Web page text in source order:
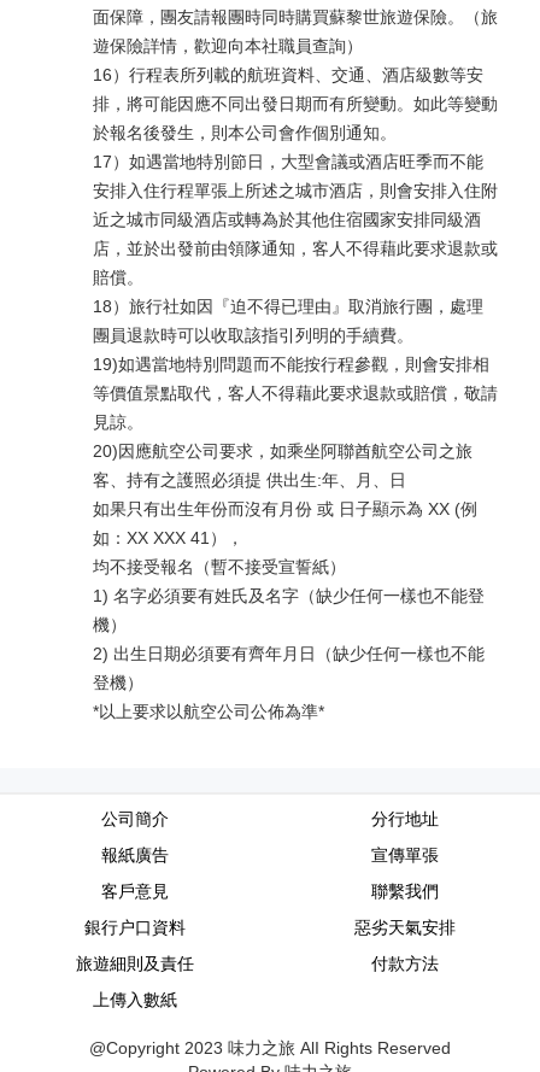
面保障，團友請報團時同時購買蘇黎世旅遊保險。（旅
遊保險詳情，歡迎向本社職員查詢）
16）行程表所列載的航班資料、交通、酒店級數等安
排，將可能因應不同出發日期而有所變動。如此等變動
於報名後發生，則本公司會作個別通知。
17）如遇當地特別節日，大型會議或酒店旺季而不能
安排入住行程單張上所述之城市酒店，則會安排入住附
近之城市同級酒店或轉為於其他住宿國家安排同級酒
店，並於出發前由領隊通知，客人不得藉此要求退款或
賠償。
18）旅行社如因『迫不得已理由』取消旅行團，處理
團員退款時可以收取該指引列明的手續費。
19)如遇當地特別問題而不能按行程參觀，則會安排相
等價值景點取代，客人不得藉此要求退款或賠償，敬請
見諒。
20)因應航空公司要求，如乘坐阿聯酋航空公司之旅
客、持有之護照必須提 供出生:年、月、日
如果只有出生年份而沒有月份 或 日子顯示為 XX (例
如：XX XXX 41），
均不接受報名（暫不接受宣誓紙）
1) 名字必須要有姓氏及名字（缺少任何一樣也不能登
機）
2) 出生日期必須要有齊年月日（缺少任何一樣也不能
登機）
*以上要求以航空公司公佈為準*
公司簡介
分行地址
報紙廣告
宣傳單張
客戶意見
聯繫我們
銀行户口資料
惡劣天氣安排
旅遊細則及責任
付款方法
上傳入數紙
@Copyright 2023 味力之旅 AlI Rights Reserved